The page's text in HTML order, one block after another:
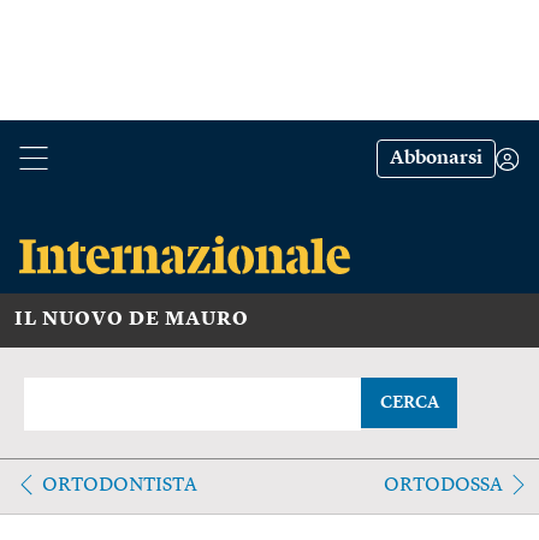
Abbonarsi
IL NUOVO DE MAURO
CERCA
ORTODONTISTA ORTODOSSA